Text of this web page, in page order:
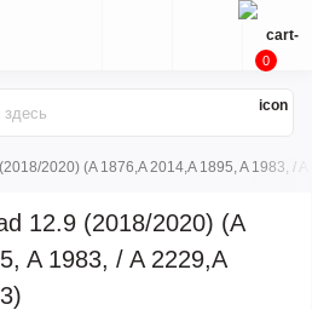
0
2020) (A 1876,A 2014,A 1895, A 1983, /
12.9 (2018/2020) (A
A 1983, / A 2229,A